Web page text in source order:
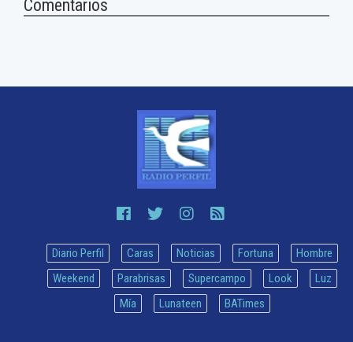
Comentarios
Diario Perfil Caras Noticias Fortuna
Hombre
Weekend
Parabrisas Supercampo Look
Luz
Mía
Lunateen BATimes